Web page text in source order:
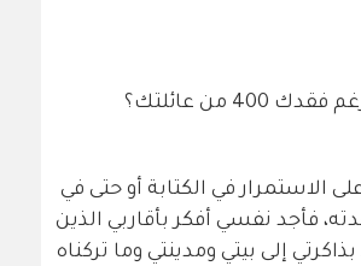
عائلتك؟
الاستمرار في الكتابة أو حتى في
فأجد نفسي أفكر بأقاربي الذين
إلى بيتي ومدينتي وما تركناه